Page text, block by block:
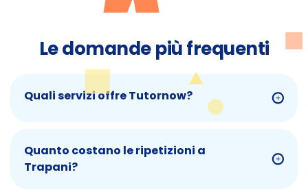
Le domande più frequenti
Quali servizi offre Tutornow?
Quanto costano le ripetizioni a
Trapani?